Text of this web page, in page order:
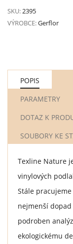
SKU: 2395
VÝROBCE:Gerflor
POPIS
PARAMETRY
DOTAZ K
SOUBORY KE
Texline Nature
vinylových
Stále
nejmenší
podroben
ekologickému